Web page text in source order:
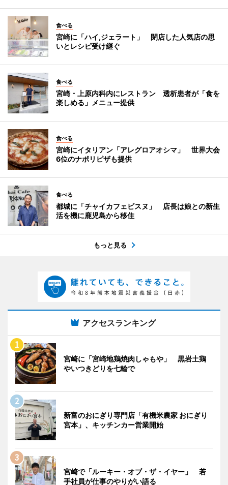
食べる
宮崎に「ハイ,ジェラート」 閉店した人気店の思
いとレシピ受け継ぐ
食べる
宮崎・上原内科内にレストラン 透析患者が「食を
楽しめる」メニュー提供
食べる
宮崎にイタリアン「アレグロアオシマ」 世界大会
6位のナポリピザも提供
食べる
都城に「チャイカフェビスヌ」 店長は娘との新生
活を機に鹿児島から移住
もっと見る
アクセスランキング
宮崎に「宮崎地鶏焼肉しゃもや」 黒岩土鶏
やいつきどりを七輪で
新富のおにぎり専門店「有機米農家 おにぎり
宮本」、キッチンカー営業開始
宮崎で「ルーキー・オブ・ザ・イヤー」 若
手社員が仕事のやりがい語る